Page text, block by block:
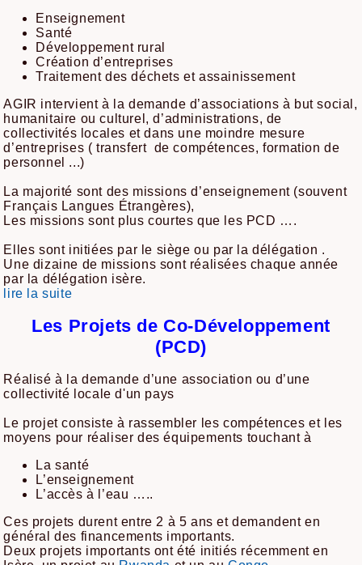
Enseignement
Santé
Développement rural
Création d’entreprises
Traitement des déchets et assainissement
AGIR intervient à la demande d’associations à but social,
humanitaire ou culturel, d’administrations, de
collectivités locales et dans une moindre mesure
d’entreprises ( transfert de compétences, formation de
personnel ...)
La majorité sont des missions d’enseignement (souvent
Français Langues Étrangères),
Les missions sont plus courtes que les PCD ….
Elles sont initiées par le siège ou par la délégation .
Une dizaine de missions sont réalisées chaque année
par la délégation isère.
lire la suite
Les Projets de Co-Développement
(PCD)
Réalisé à la demande d’une association ou d’une
collectivité locale d'un pays
Le projet consiste à rassembler les compétences et les
moyens pour réaliser des équipements touchant à
La santé
L’enseignement
L’accès à l’eau …..
Ces projets durent entre 2 à 5 ans et demandent en
général des financements importants.
Deux projets importants ont été initiés récemment en